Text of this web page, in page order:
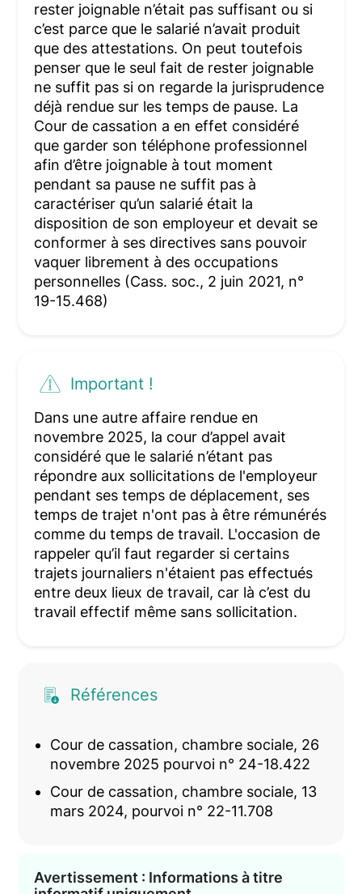
rester joignable n’était pas suffisant ou si
c’est parce que le salarié n’avait produit
que des attestations. On peut toutefois
penser que le seul fait de rester joignable
ne suffit pas si on regarde la jurisprudence
déjà rendue sur les temps de pause. La
Cour de cassation a en effet considéré
que garder son téléphone professionnel
afin d’être joignable à tout moment
pendant sa pause ne suffit pas à
caractériser qu’un salarié était la
disposition de son employeur et devait se
conformer à ses directives sans pouvoir
vaquer librement à des occupations
personnelles (Cass. soc., 2 juin 2021, n°
19-15.468)
Important !
Dans une autre affaire rendue en
novembre 2025, la cour d’appel avait
considéré que le salarié n’étant pas
répondre aux sollicitations de l'employeur
pendant ses temps de déplacement, ses
temps de trajet n'ont pas à être rémunérés
comme du temps de travail. L'occasion de
rappeler qu’il faut regarder si certains
trajets journaliers n'étaient pas effectués
entre deux lieux de travail, car là c’est du
travail effectif même sans sollicitation.
Références
Cour de cassation, chambre sociale, 26
novembre 2025 pourvoi n° 24-18.422
Cour de cassation, chambre sociale, 13
mars 2024, pourvoi n° 22-11.708
Avertissement : Informations à titre